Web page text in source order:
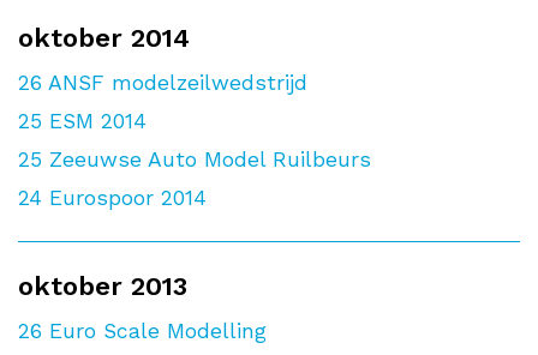
oktober 2014
26 ANSF modelzeilwedstrijd
25 ESM 2014
25 Zeeuwse Auto Model Ruilbeurs
24 Eurospoor 2014
oktober 2013
26 Euro Scale Modelling